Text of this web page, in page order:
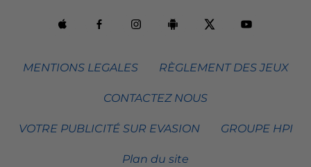
MENTIONS LEGALES RÈGLEMENT DES JEUX
CONTACTEZ NOUS
VOTRE PUBLICITÉ SUR EVASION GROUPE HPI
Plan du site